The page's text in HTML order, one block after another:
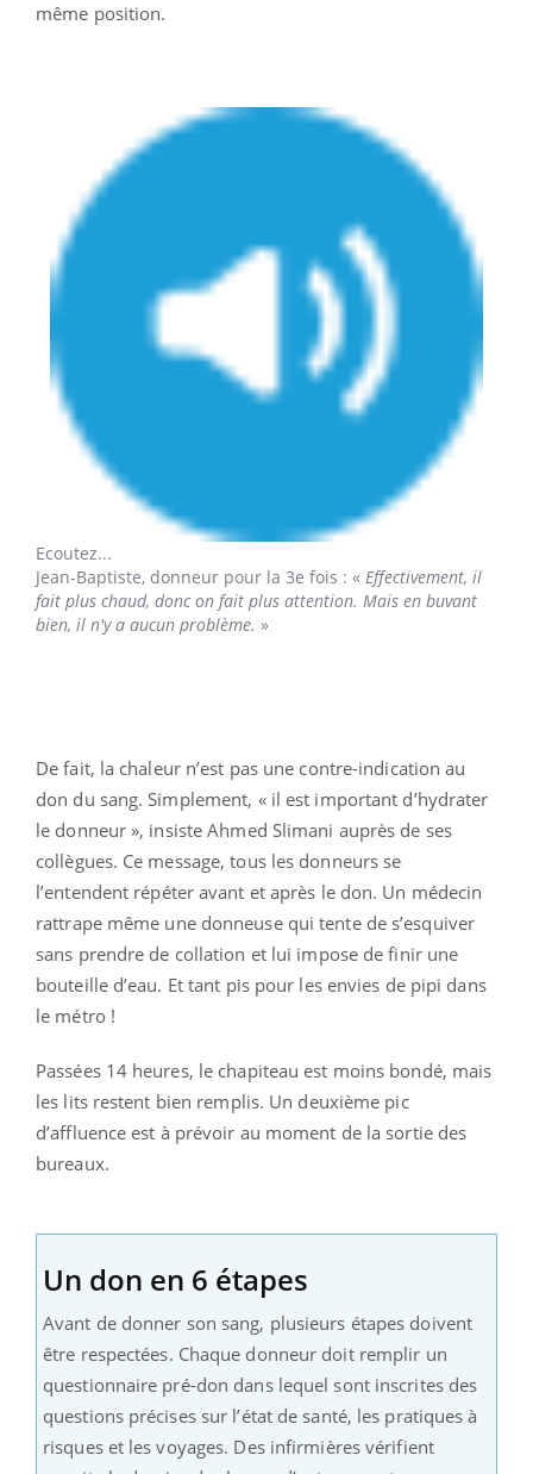
même position.
Ecoutez...
Jean-Baptiste, donneur pour la 3e fois : « Effectivement, il
fait plus chaud, donc on fait plus attention. Mais en buvant
bien, il n'y a aucun problème. »
De fait, la chaleur n’est pas une contre-indication au
don du sang. Simplement, « il est important d’hydrater
le donneur », insiste Ahmed Slimani auprès de ses
collègues. Ce message, tous les donneurs se
l’entendent répéter avant et après le don. Un médecin
rattrape même une donneuse qui tente de s’esquiver
sans prendre de collation et lui impose de finir une
bouteille d’eau. Et tant pis pour les envies de pipi dans
le métro !
Passées 14 heures, le chapiteau est moins bondé, mais
les lits restent bien remplis. Un deuxième pic
d’affluence est à prévoir au moment de la sortie des
bureaux.
Un don en 6 étapes
Avant de donner son sang, plusieurs étapes doivent
être respectées. Chaque donneur doit remplir un
questionnaire pré-don dans lequel sont inscrites des
questions précises sur l’état de santé, les pratiques à
risques et les voyages. Des infirmières vérifient